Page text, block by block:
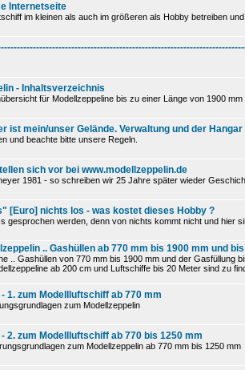
Internetseite
im kleinen als auch im größeren als Hobby betreiben
- Inhaltsverzeichnis
für Modellzeppeline bis zu einer Länge von 1900 mm
ist mein/unser Gelände. Verwaltung und der Hangar
und beachte bitte unsere Regeln.
sich vor bei www.modellzeppelin.de
1981 - so schreiben wir 25 Jahre später wieder
[Euro] nichts los - was kostet dieses Hobby ?
gesprochen werden, denn von nichts kommt nicht und hier
.. Gashüllen ab 770 mm bis 1900 mm und
.. Gashüllen von 770 mm bis 1900 mm und der
ab 200 cm und Luftschiffe bis 20 Meter sind zu
- 1. zum Modellluftschiff ab 770 mm
zum Modellzeppelin
- 2. zum Modellluftschiff ab 770 bis 1250 mm
zum Modellzeppelin ab 770 mm bis 1250 mm